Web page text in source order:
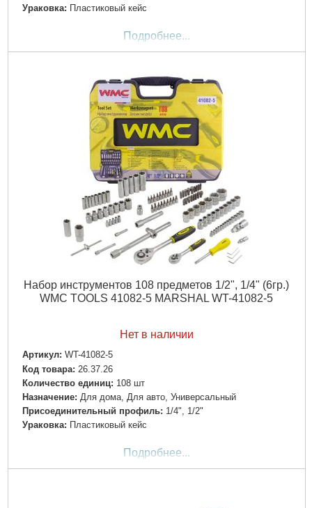
Ураковка: Пластиковый кейс
Подробнее...
Набор инструментов 108 предметов 1/2", 1/4" (6гр.)
WMC TOOLS 41082-5 MARSHAL WT-41082-5
Нет в наличии
Артикул: WT-41082-5
Код товара: 26.37.26
Количество единиц: 108 шт
Назначение: Для дома, Для авто, Универсальный
Пpиcoeдинитeльный пpoфиль: 1/4", 1/2"
Ураковка: Пластиковый кейс
Подробнее...